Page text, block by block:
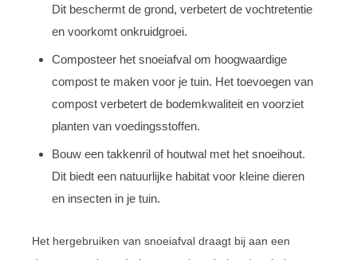
Dit beschermt de grond, verbetert de vochtretentie
en voorkomt onkruidgroei.
Composteer het snoeiafval om hoogwaardige
compost te maken voor je tuin. Het toevoegen van
compost verbetert de bodemkwaliteit en voorziet
planten van voedingsstoffen.
Bouw een takkenril of houtwal met het snoeihout.
Dit biedt een natuurlijke habitat voor kleine dieren
en insecten in je tuin.
Het hergebruiken van snoeiafval draagt bij aan een